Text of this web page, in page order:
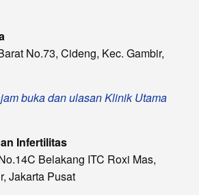
No.73, Cideng, Kec. Gambir,
buka dan ulasan Klinik Utama
Infertilitas
Belakang ITC Roxi Mas,
Jakarta Pusat